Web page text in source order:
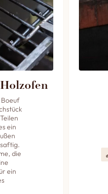
ein
die
ein